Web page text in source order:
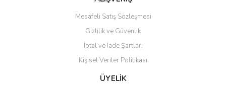
Mesafeli Satış Sözleşmesi
Gizlilik ve Güvenlik
İptal ve İade Şartları
Kişisel Veriler Politikası
ÜYELİK